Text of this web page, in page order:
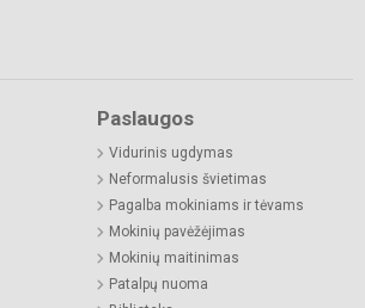
Paslaugos
Vidurinis ugdymas
Neformalusis švietimas
Pagalba mokiniams ir tėvams
Mokinių pavėžėjimas
Mokinių maitinimas
Patalpų nuoma